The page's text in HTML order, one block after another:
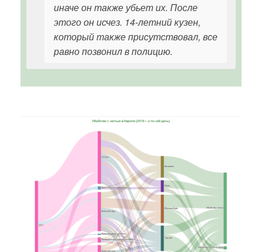
иначе он также убьет их. После
этого он исчез. 14-летний кузен,
который также присутствовал, все
равно позвонил в полицию.